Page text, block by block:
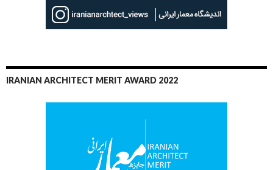
IRANIAN ARCHITECT MERIT AWARD 2022